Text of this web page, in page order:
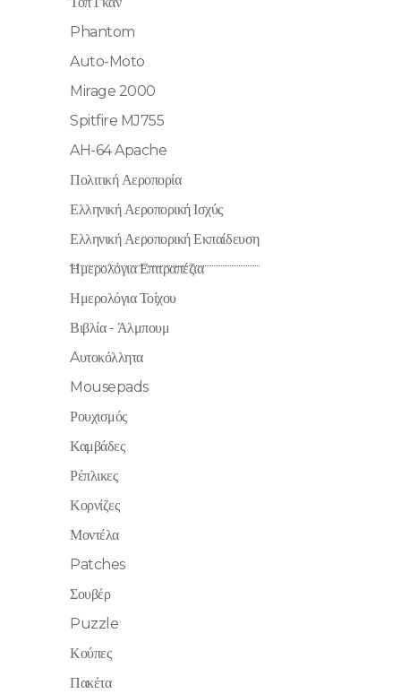
Phantom
Auto-Moto
Mirage 2000
Spitfire MJ755
AH-64 Apache
Πολιτική Αεροπορία
Ελληνική Αεροπορική Ισχύς
Ελληνική Αεροπορική Εκπαίδευση
Ημερολόγια Επιτραπέζια
Ημερολόγια Τοίχου
Βιβλία - Άλμπουμ
Aυτοκόλλητα
Mousepads
Ρουχισμός
Καμβάδες
Ρέπλικες
Κορνίζες
Μοντέλα
Patches
Σουβέρ
Puzzle
Κούπες
Πακέτα